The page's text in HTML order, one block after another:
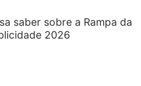
saber sobre a Rampa da
2026